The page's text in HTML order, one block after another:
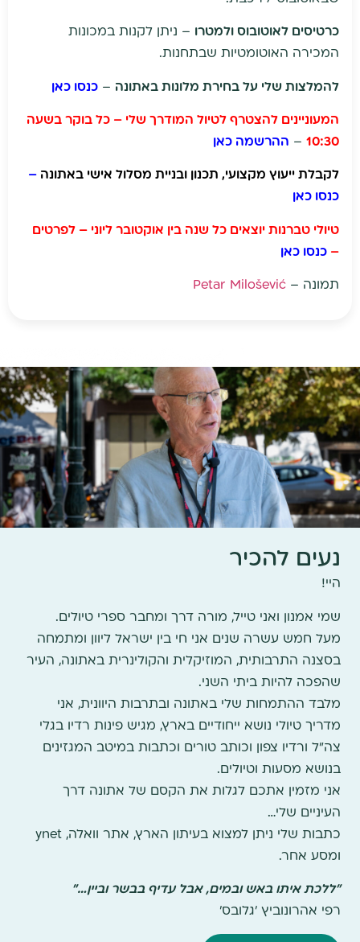
כרטיסים לאוטובוס ולמטרו – ניתן לקנות במכונות
המכירה האוטומטיות שבתחנות.
להמלצות שלי על בחירת מלונות באתונה – כנסו כאן
המעוניינים להצטרף לטיול המודרך שלי – כל בוקר בשעה
10:30
– ההרשמה כאן
לקבלת ייעוץ מקצועי, תכנון ובניית מסלול אישי באתונה –
כנסו כאן
טיולי טברנות יוצאים כל שנה בין אוקטובר ליוני – לפרטים
– כנסו כאן
תמונה – Petar Milošević
נעים להכיר
היי!
שמי אמנון ואני טייל, מורה דרך ומחבר ספרי טיולים.
מעל חמש עשרה שנים אני חי בין ישראל ליוון ומתמחה
בסצנה התרבותית, המוזיקלית והקולינרית באתונה, העיר
שהפכה להיות ביתי השני.
מלבד ההתמחות שלי באתונה ובתרבות היוונית, אני
מדריך טיולי נושא ייחודיים בארץ, מגיש פינות רדיו בגלי
צה"ל ורדיו צפון וכותב טורים וכתבות במיטב המגזינים
בנושא מסעות וטיולים.
אני מזמין אתכם לגלות את הקסם של אתונה דרך
העיניים שלי…
כתבות שלי ניתן למצוא בעיתון הארץ, אתר וואלה, ynet
ומסע אחר.
"ללכת איתו באש ובמים, אבל עדיף בבשר וביין…"
רפי אהרונוביץ 'גלובס'